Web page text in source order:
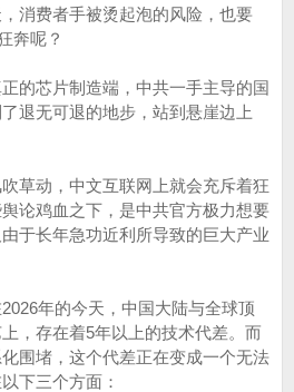
消费者手被烫起泡的风险，也要
奔呢？
的芯片制造端，中共一手主导的国
退无可退的地步，站到悬崖边上
草动，中文互联网上就会充斥着狂
论鸡血之下，是中共官方极力想要
于长年急功近利所导致的巨大产业
年的今天，中国大陆与全球顶
，存在着5年以上的技术代差。而
围堵，这个代差正在变成一个无法
下三个方面：